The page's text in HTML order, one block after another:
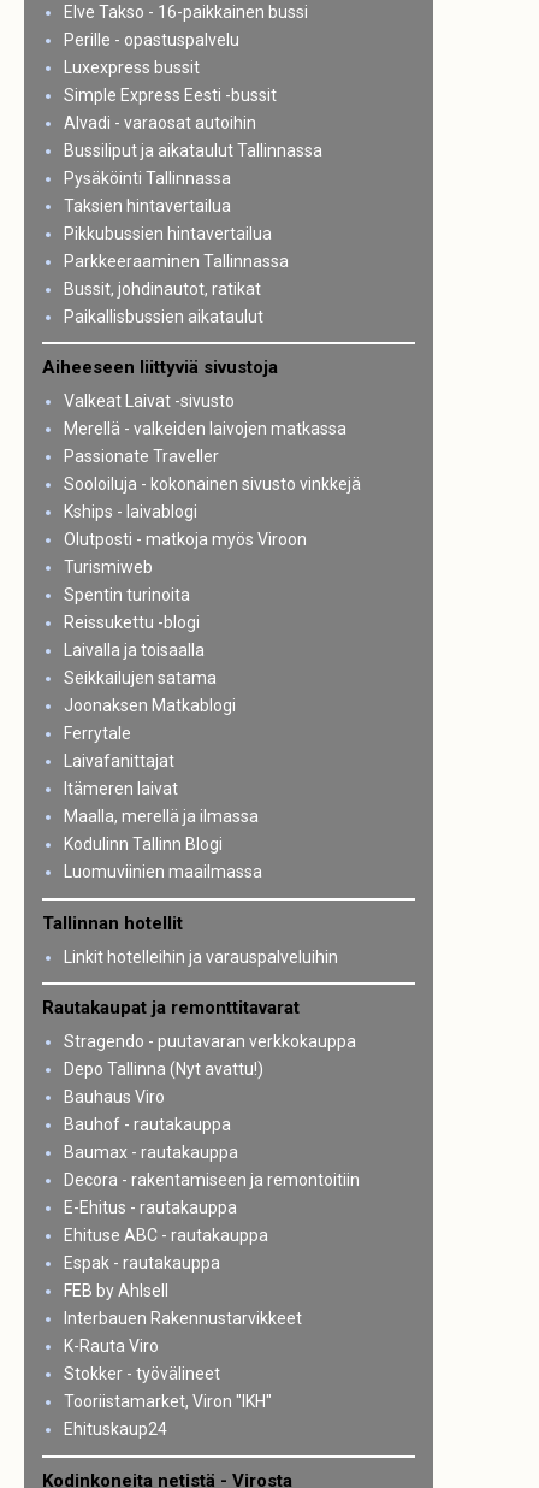
Elve Takso - 16-paikkainen bussi
Perille - opastuspalvelu
Luxexpress bussit
Simple Express Eesti -bussit
Alvadi - varaosat autoihin
Bussiliput ja aikataulut Tallinnassa
Pysäköinti Tallinnassa
Taksien hintavertailua
Pikkubussien hintavertailua
Parkkeeraaminen Tallinnassa
Bussit, johdinautot, ratikat
Paikallisbussien aikataulut
Aiheeseen liittyviä sivustoja
Valkeat Laivat -sivusto
Merellä - valkeiden laivojen matkassa
Passionate Traveller
Sooloiluja - kokonainen sivusto vinkkejä
Kships - laivablogi
Olutposti - matkoja myös Viroon
Turismiweb
Spentin turinoita
Reissukettu -blogi
Laivalla ja toisaalla
Seikkailujen satama
Joonaksen Matkablogi
Ferrytale
Laivafanittajat
Itämeren laivat
Maalla, merellä ja ilmassa
Kodulinn Tallinn Blogi
Luomuviinien maailmassa
Tallinnan hotellit
Linkit hotelleihin ja varauspalveluihin
Rautakaupat ja remonttitavarat
Stragendo - puutavaran verkkokauppa
Depo Tallinna (Nyt avattu!)
Bauhaus Viro
Bauhof - rautakauppa
Baumax - rautakauppa
Decora - rakentamiseen ja remontoitiin
E-Ehitus - rautakauppa
Ehituse ABC - rautakauppa
Espak - rautakauppa
FEB by Ahlsell
Interbauen Rakennustarvikkeet
K-Rauta Viro
Stokker - työvälineet
Tooriistamarket, Viron "IKH"
Ehituskaup24
Kodinkoneita netistä - Virosta